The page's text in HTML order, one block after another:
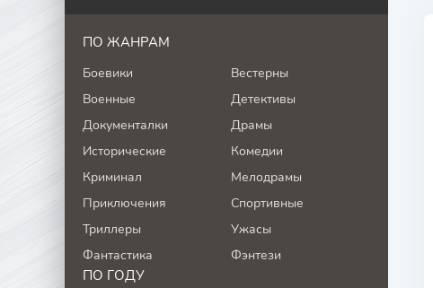
ПО ЖАНРАМ
Боевики
Вестерны
Военные
Детективы
Документалки
Драмы
Исторические
Комедии
Криминал
Мелодрамы
Приключения
Спортивные
Триллеры
Ужасы
Фантастика
Фэнтези
ПО ГОДУ